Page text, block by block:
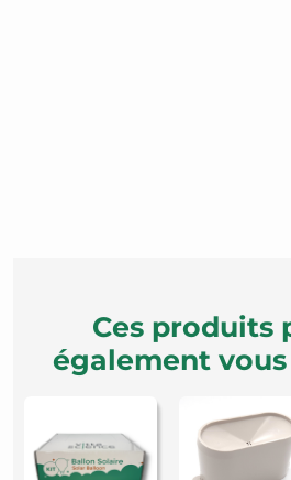
Ces produits
également